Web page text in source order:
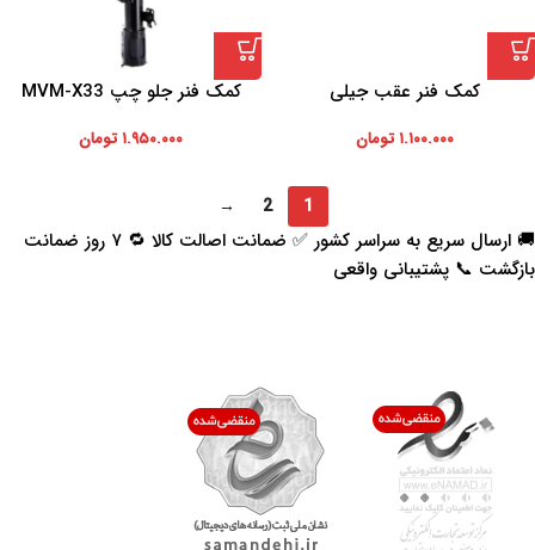
کمک فنر عقب جیلی
۱.۱۰۰.۰۰۰ تومان
کمک فنر جلو چپ MVM-X33
۱.۹۵۰.۰۰۰تومان
1
2
→
🚚 ارسال سریع به سراسر کشور ✅ ضمانت اصالت کالا 🔁 ۷ روز ضمانت
بازگشت 📞 پشتیبانی واقعی